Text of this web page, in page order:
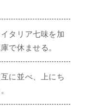
タリア七味を加
で休ませる。
に並べ、上にち